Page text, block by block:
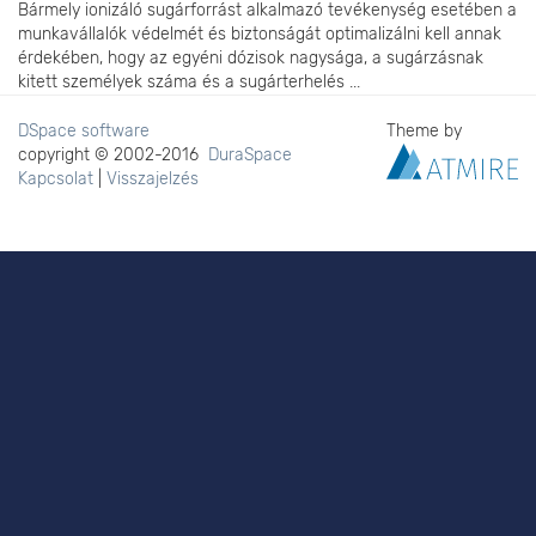
Bármely ionizáló sugárforrást alkalmazó tevékenység esetében a
munkavállalók védelmét és biztonságát optimalizálni kell annak
érdekében, hogy az egyéni dózisok nagysága, a sugárzásnak
kitett személyek száma és a sugárterhelés ...
DSpace software
copyright © 2002-2016 DuraSpace
Kapcsolat
Visszajelzés
Theme by